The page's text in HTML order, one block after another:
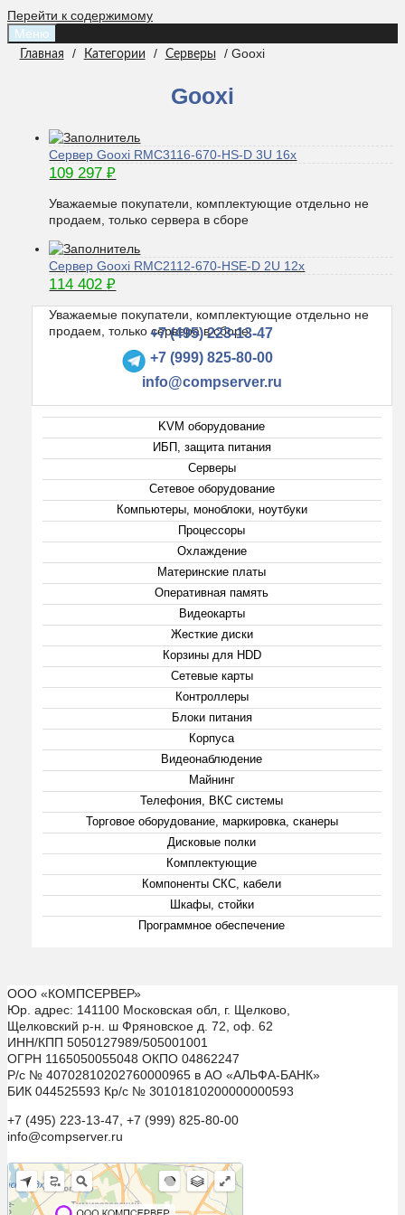
Перейти к содержимому
Меню
Главная / Категории / Серверы / Gooxi
Gooxi
Сервер Gooxi RMC3116-670-HS-D 3U 16x
109 297₽
Уважаемые покупатели, комплектующие отдельно не
продаем, только сервера в сборе
Сервер Gooxi RMC2112-670-HSE-D 2U 12x
114 402₽
Уважаемые покупатели, комплектующие отдельно не
продаем, только сервера в сборе
+7 (495) 223-13-47
+7 (999) 825-80-00
info@compserver.ru
KVM оборудование
ИБП, защита питания
Серверы
Сетевое оборудование
Компьютеры, моноблоки, ноутбуки
Процессоры
Охлаждение
Материнские платы
Оперативная память
Видеокарты
Жесткие диски
Корзины для HDD
Сетевые карты
Контроллеры
Блоки питания
Корпуса
Видеонаблюдение
Майнинг
Телефония, ВКС системы
Торговое оборудование, маркировка, сканеры
Дисковые полки
Комплектующие
Компоненты СКС, кабели
Шкафы, стойки
Программное обеспечение
ООО «КОМПСЕРВЕР»
Юр. адрес: 141100 Московская обл, г. Щелково,
Щелковский р-н. ш Фряновское д. 72, оф. 62
ИНН/КПП 5050127989/505001001
ОГРН 1165050055048 ОКПО 04862247
Р/с № 40702810202760000965 в АО «АЛЬФА-БАНК»
БИК 044525593 Кр/с № 30101810200000000593
+7 (495) 223-13-47, +7 (999) 825-80-00
info@compserver.ru